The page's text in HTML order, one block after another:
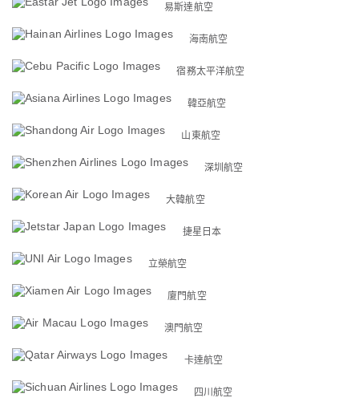
易斯達航空
海南航空
宿務太平洋航空
韓亞航空
山東航空
深圳航空
大韓航空
捷星日本
立榮航空
廈門航空
澳門航空
卡達航空
四川航空